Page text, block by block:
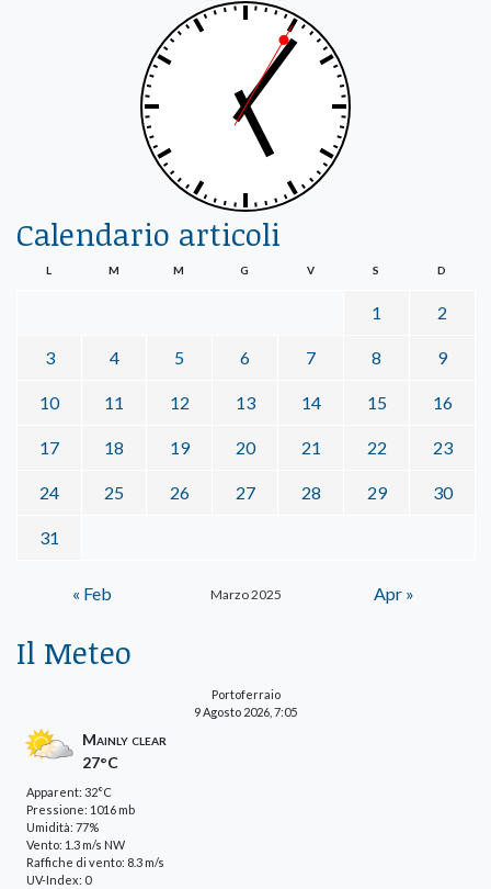
Calendario articoli
Marzo 2025
L M M G V S D
1 2
3 4 5 6 7 8 9
10 11 12 13 14 15 16
17 18 19 20 21 22 23
24 25 26 27 28 29 30
31
« Feb Apr »
Il Meteo
Portoferraio
9 Agosto 2026, 7:05
Mainly clear
27°C
Apparent: 32°C
Pressione: 1016 mb
Umidità: 77%
Vento: 1.3 m/s NW
Raffiche di vento: 8.3 m/s
UV-Index: 0